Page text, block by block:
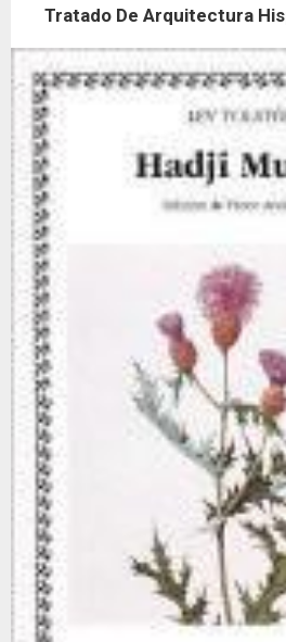
Tratado De Arquitectura